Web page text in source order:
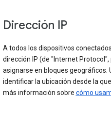
Dirección IP
A todos los dispositivos
dirección IP (de "Internet
asignarse en bloques
identificar la ubicación desde la
más información sobre cómo